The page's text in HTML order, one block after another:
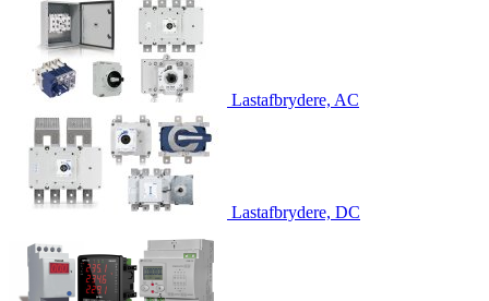
Lastafbrydere, AC
Lastafbrydere, DC